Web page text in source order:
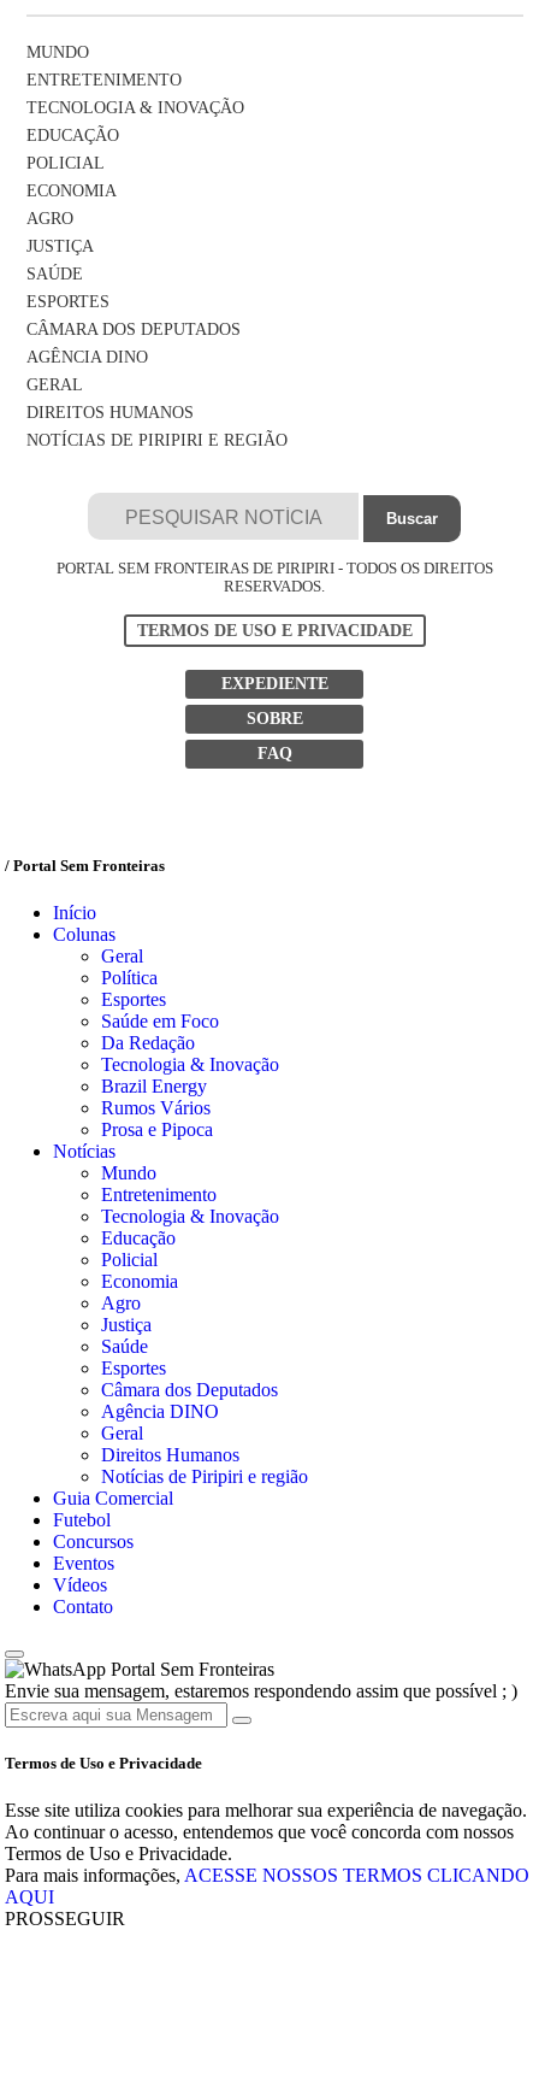
MUNDO
ENTRETENIMENTO
TECNOLOGIA & INOVAÇÃO
EDUCAÇÃO
POLICIAL
ECONOMIA
AGRO
JUSTIÇA
SAÚDE
ESPORTES
CÂMARA DOS DEPUTADOS
AGÊNCIA DINO
GERAL
DIREITOS HUMANOS
NOTÍCIAS DE PIRIPIRI E REGIÃO
PORTAL SEM FRONTEIRAS DE PIRIPIRI - TODOS OS DIREITOS
RESERVADOS.
TERMOS DE USO E PRIVACIDADE
EXPEDIENTE
SOBRE
FAQ
/ Portal Sem Fronteiras
Início
Colunas
Geral
Política
Esportes
Saúde em Foco
Da Redação
Tecnologia & Inovação
Brazil Energy
Rumos Vários
Prosa e Pipoca
Notícias
Mundo
Entretenimento
Tecnologia & Inovação
Educação
Policial
Economia
Agro
Justiça
Saúde
Esportes
Câmara dos Deputados
Agência DINO
Geral
Direitos Humanos
Notícias de Piripiri e região
Guia Comercial
Futebol
Concursos
Eventos
Vídeos
Contato
Portal Sem Fronteiras
Envie sua mensagem, estaremos respondendo assim que possível ; )
Termos de Uso e Privacidade
Esse site utiliza cookies para melhorar sua experiência de navegação.
Ao continuar o acesso, entendemos que você concorda com nossos
Termos de Uso e Privacidade.
Para mais informações, ACESSE NOSSOS TERMOS CLICANDO
AQUI
PROSSEGUIR